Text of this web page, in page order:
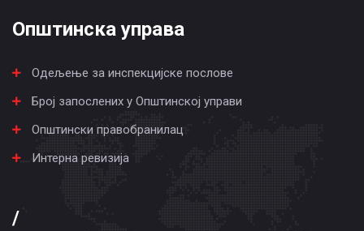
Општинска управа
Одељење за инспекцијске послове
Број запослених у Општинској управи
Општински правобранилац
Интерна ревизија
/